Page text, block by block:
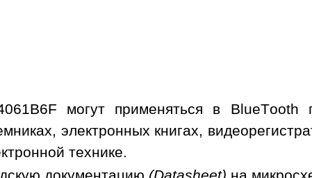
могут применяться в BlueTooth
электронных книгах,
технике.